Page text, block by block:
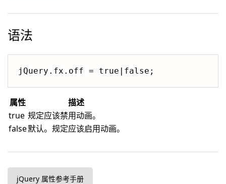
语法
jQuery.fx.off = true|false;
属性
描述
true 规定应该禁用动画。
false默认。规定应该启用动画。
jQuery 属性参考手册